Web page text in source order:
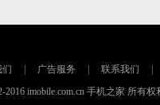
们 广告服务 联系我们
2016 imobile.com.cn 手机之家 所有权